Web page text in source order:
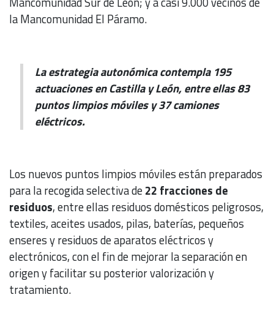
la Mancomunidad El Páramo.
La estrategia autonómica contempla 195
actuaciones en Castilla y León, entre ellas 83
puntos limpios móviles y 37 camiones
eléctricos.
Los nuevos puntos limpios móviles están preparados
para la recogida selectiva de22 fracciones de
residuos, entre ellas residuos domésticos peligrosos,
textiles, aceites usados, pilas, baterías, pequeños
enseres y residuos de aparatos eléctricos y
electrónicos, con el fin de mejorar la separación en
origen y facilitar su posterior valorización y
tratamiento.